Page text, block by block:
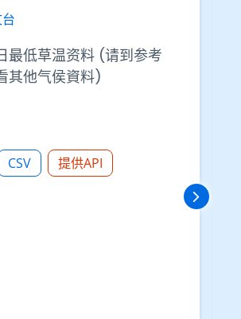
最低草温资料 (请到参考
其他气侯資料)
CSV 提供API